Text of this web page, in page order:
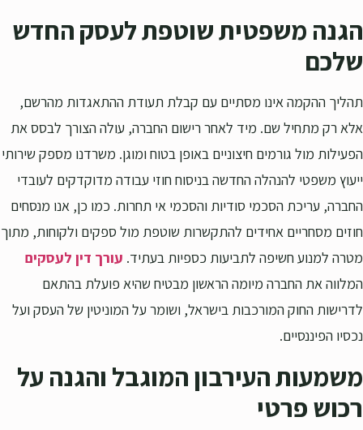
הגנה משפטית שוטפת לעסק החדש
שלכם
תהליך ההקמה אינו מסתיים עם קבלת תעודת ההתאגדות מהרשם,
אלא רק מתחיל שם. מיד לאחר רישום החברה, עולה הצורך לבסס את
הפעילות מול גורמים חיצוניים באופן בטוח ומוגן. משרדנו מספק שירותי
ייעוץ משפטי להנהלה החדשה בניסוח חוזי עבודה מדוקדקים לעובדי
החברה, עריכת הסכמי סודיות והסכמי אי תחרות. כמו כן, אנו מנסחים
חוזים מסחריים אחידים להתקשרות שוטפת מול ספקים ולקוחות, מתוך
מטרה למנוע חשיפה לתביעות כספיות בעתיד. עורך דין לעסקים
המלווה את החברה מיומה הראשון מבטיח שהיא פועלת בהתאם
לדרישות החוק המורכבות בישראל, ושומר על המוניטין של העסק ועל
נכסיו הפיננסיים.
משמעות העירבון המוגבל והגנה על
רכוש פרטי